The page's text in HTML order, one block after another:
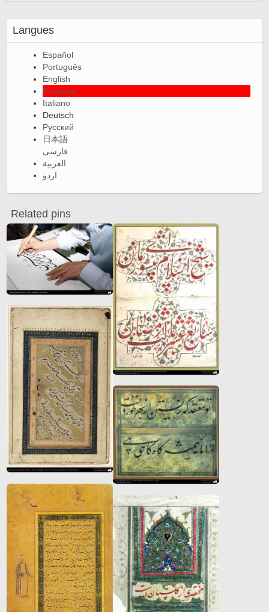
Langues
Español
Português
English
Français
Italiano
Deutsch
Русский
日本語
فارسی
العربية
اردو
Related pins